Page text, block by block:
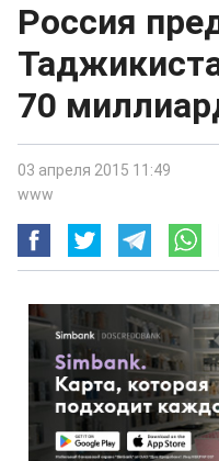
Россия
70
03 апреля 2015 11:49
www